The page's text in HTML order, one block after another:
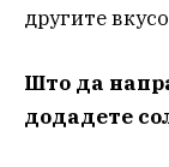
другите
Што да
додадете